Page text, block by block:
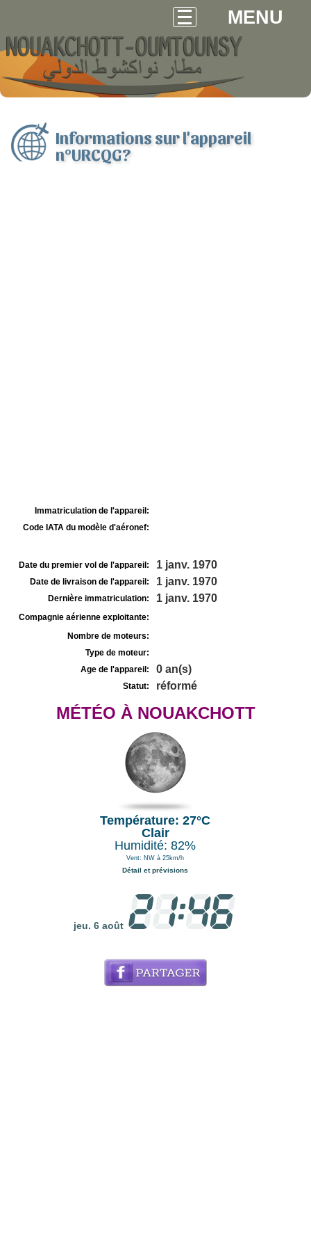
MENU
Informations sur l'appareil
n°URCQG?
Immatriculation de l'appareil:
Code IATA du modèle d'aéronef:
Date du premier vol de l'appareil: 1 janv. 1970
Date de livraison de l'appareil: 1 janv. 1970
Dernière immatriculation: 1 janv. 1970
Compagnie aérienne exploitante:
Nombre de moteurs:
Type de moteur:
Age de l'appareil:
0 an(s)
Statut: réformé
MÉTÉO À NOUAKCHOTT
Température: 27°C
Clair
Humidité: 82%
Vent: NW à 25km/h
Détail et prévisions
jeu. 6 août